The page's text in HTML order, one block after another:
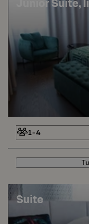
1-4
Suite